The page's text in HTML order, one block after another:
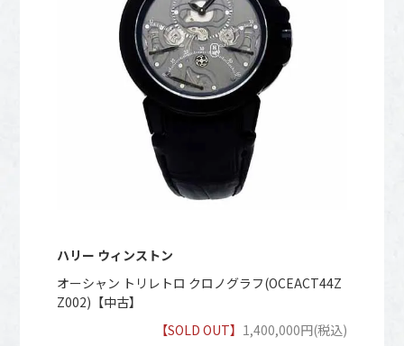
ハリー ウィンストン
オーシャン トリレトロ クロノグラフ(OCEACT44Z
Z002)【中古】
【SOLD OUT】 1,400,000円(税込)